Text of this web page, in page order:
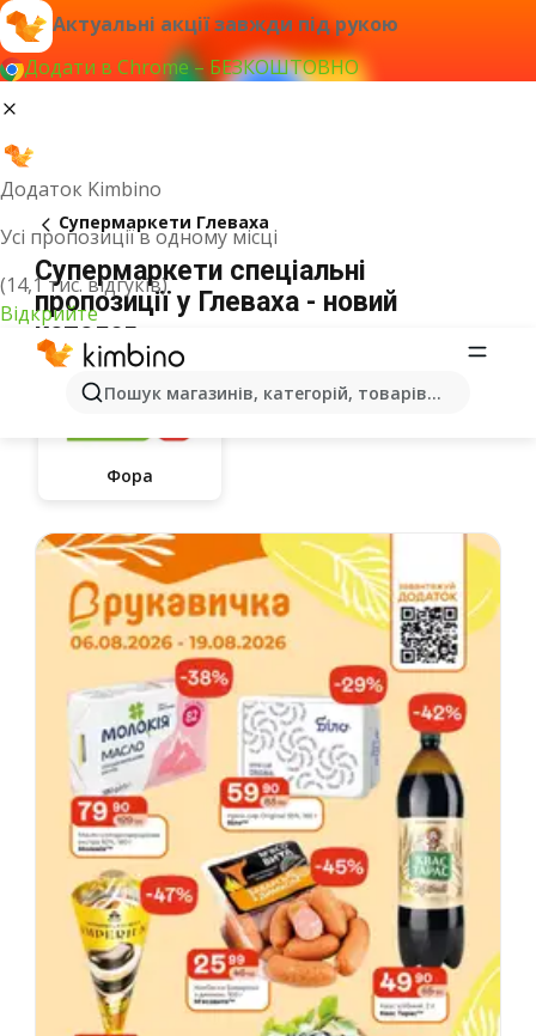
Актуальні акції завжди під рукою
Додати в Chrome – БЕЗКОШТОВНО
Додаток Kimbino
Усі пропозиції в одному місці
(14,1 тис. відгуків)
Відкрийте
Пошук магазинів, категорій, товарів...
Супермаркети Глеваха
Супермаркети спеціальні
пропозиції у Глеваха - новий
каталог
Фора